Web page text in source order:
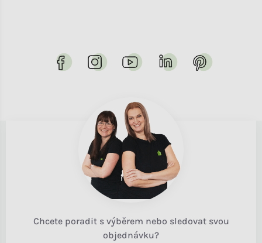
Chcete poradit s výběrem nebo sledovat svou
objednávku?